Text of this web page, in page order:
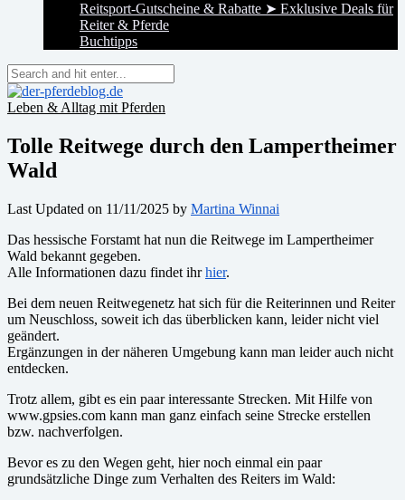
Reitsport-Gutscheine & Rabatte ➤ Exklusive Deals für
Reiter & Pferde
Buchtipps
Leben & Alltag mit Pferden
Tolle Reitwege durch den Lampertheimer
Wald
Last Updated on 11/11/2025 by Martina Winnai
Das hessische Forstamt hat nun die Reitwege im Lampertheimer
Wald bekannt gegeben.
Alle Informationen dazu findet ihrhier.
Bei dem neuen Reitwegenetz hat sich für die Reiterinnen und Reiter
um Neuschloss, soweit ich das überblicken kann, leider nicht viel
geändert.
Ergänzungen in der näheren Umgebung kann man leider auch nicht
entdecken.
Trotz allem, gibt es ein paar interessante Strecken. Mit Hilfe von
www.gpsies.com kann man ganz einfach seine Strecke erstellen
bzw. nachverfolgen.
Bevor es zu den Wegen geht, hier noch einmal ein paar
grundsätzliche Dinge zum Verhalten des Reiters im Wald: